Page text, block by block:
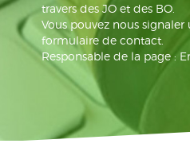
travers des JO et des BO.
Vous pouvez nous
formulaire de contact.
Responsable de la page :